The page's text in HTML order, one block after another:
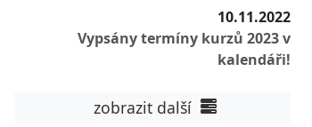
10.11.2022
Vypsány termíny kurzů 2023 v
kalendáři!
zobrazit další